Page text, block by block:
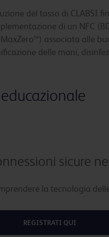
del tasso di CLABSI
di un NFC
MaxZero™) associata alle
delle mani,
sicure
la tecnologia
REGISTRATI QUI